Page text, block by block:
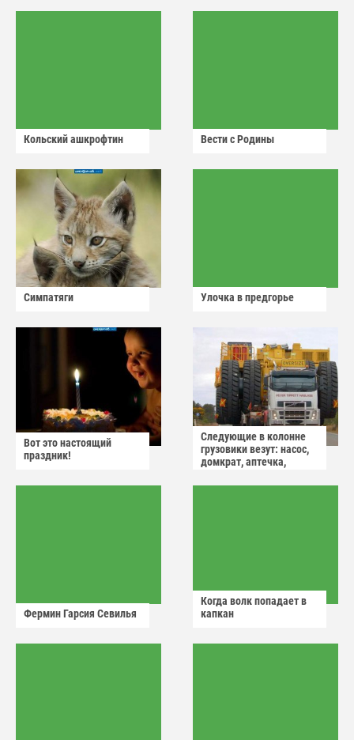
Кольский ашкрофтин Вести с Родины
Симпатяги Улочка в предгорье
Вот это настоящий
праздник!
Следующие в колонне
грузовики везут: насос,
домкрат, аптечка,
Фермин Гарсия Севилья
Когда волк попадает в
капкан